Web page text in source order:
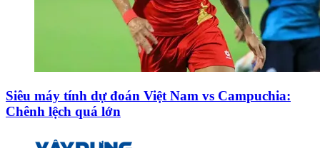
Siêu máy tính dự đoán Việt Nam vs Campuchia:
Chênh lệch quá lớn